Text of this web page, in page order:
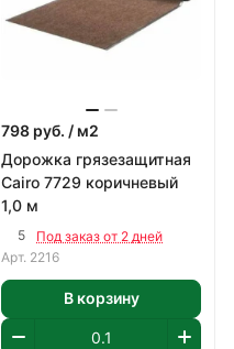
798 руб. / м2
Дорожка грязезащитная
Cairo 7729 коричневый
1,0 м
5
Под заказ от 2 дней
Арт. 2216
В корзину